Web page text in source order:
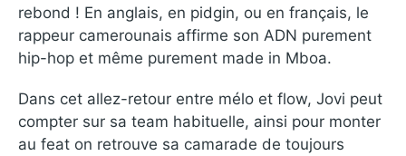
rebond ! En anglais, en pidgin, ou en français, le
rappeur camerounais affirme son ADN purement
hip-hop et même purement made in Mboa.
Dans cet allez-retour entre mélo et flow, Jovi peut
compter sur sa team habituelle, ainsi pour monter
au feat on retrouve sa camarade de toujours